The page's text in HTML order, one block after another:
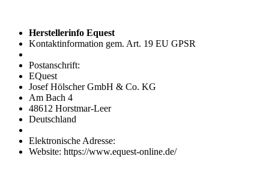
Herstellerinfo Equest
Kontaktinformation gem. Art. 19 EU GPSR
Postanschrift:
EQuest
Josef Hölscher GmbH & Co. KG
Am Bach 4
48612 Horstmar-Leer
Deutschland
Elektronische Adresse:
Website: https://www.equest-online.de/